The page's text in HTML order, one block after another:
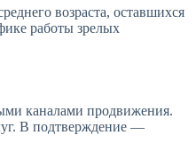
возраста, оставшихся
работы зрелых
каналами продвижения.
В подтверждение —